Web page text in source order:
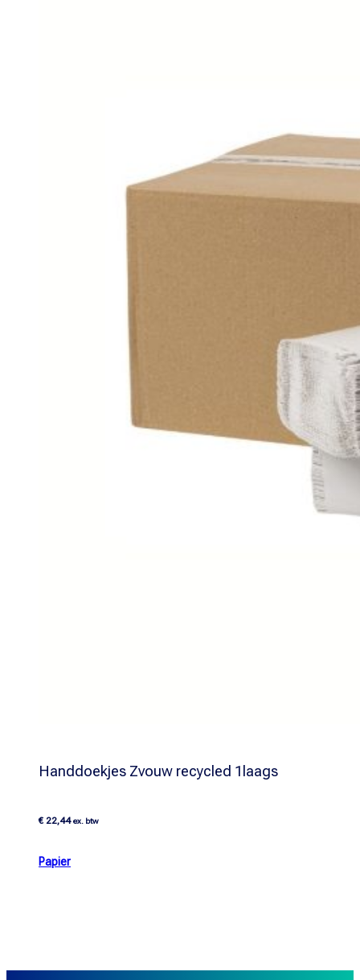
Handdoekjes Zvouw recycled 1laags
€ 22,44 ex. btw
Papier